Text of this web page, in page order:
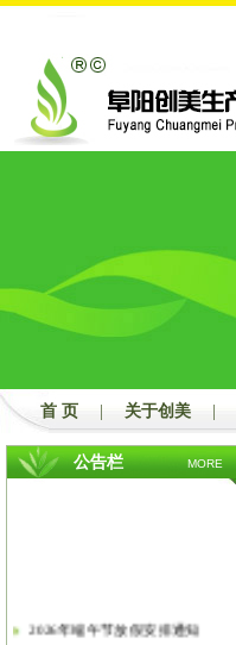
首 页 关于创美
公告栏 MORE
2026年端午节放假安排通知